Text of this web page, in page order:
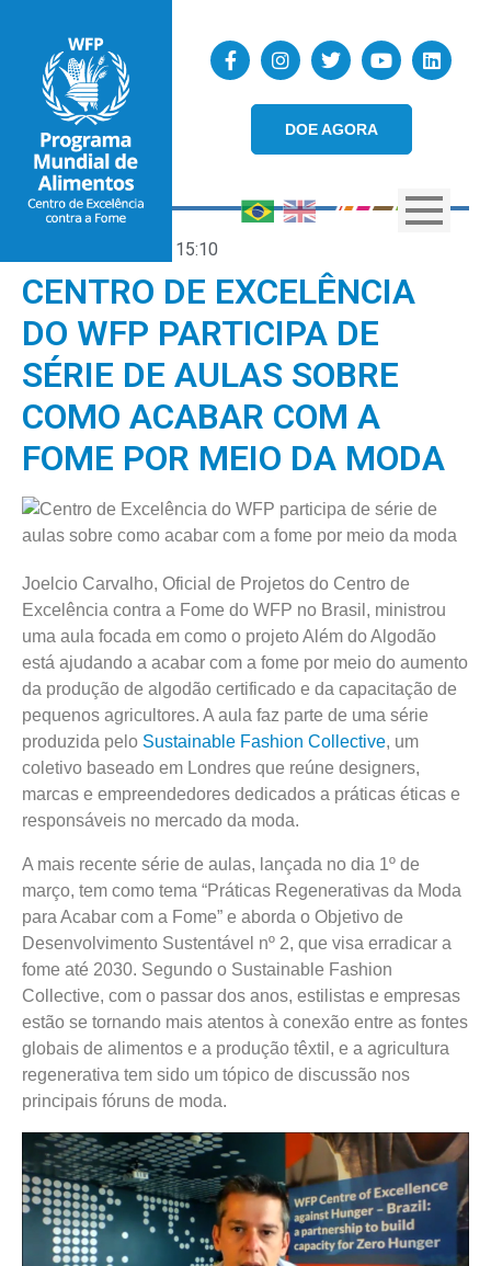
DOE AGORA
15:10
CENTRO DE EXCELÊNCIA
DO WFP PARTICIPA DE
SÉRIE DE AULAS SOBRE
COMO ACABAR COM A
FOME POR MEIO DA MODA
Joelcio Carvalho, Oficial de Projetos do Centro de
Excelência contra a Fome do WFP no Brasil, ministrou
uma aula focada em como o projeto Além do Algodão
está ajudando a acabar com a fome por meio do aumento
da produção de algodão certificado e da capacitação de
pequenos agricultores. A aula faz parte de uma série
produzida pelo Sustainable Fashion Collective, um
coletivo baseado em Londres que reúne designers,
marcas e empreendedores dedicados a práticas éticas e
responsáveis no mercado da moda.
A mais recente série de aulas, lançada no dia 1º de
março, tem como tema “Práticas Regenerativas da Moda
para Acabar com a Fome” e aborda o Objetivo de
Desenvolvimento Sustentável nº 2, que visa erradicar a
fome até 2030. Segundo o Sustainable Fashion
Collective, com o passar dos anos, estilistas e empresas
estão se tornando mais atentos à conexão entre as fontes
globais de alimentos e a produção têxtil, e a agricultura
regenerativa tem sido um tópico de discussão nos
principais fóruns de moda.